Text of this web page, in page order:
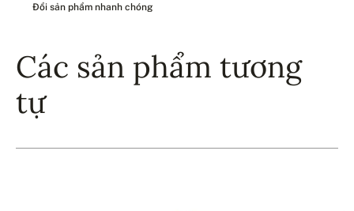
Đổi sản phẩm nhanh chóng
Các sản phẩm tương
tự